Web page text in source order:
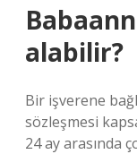
alabilir?
Bir işverene
sözleşmesi
24 ay arasında